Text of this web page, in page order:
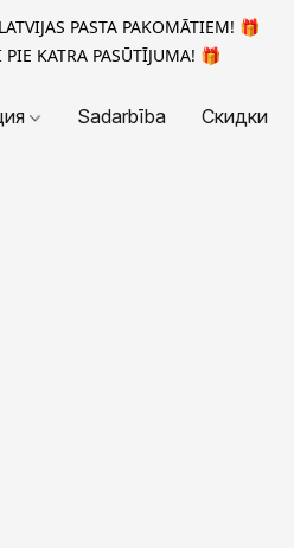
PASTA PAKOMĀTIEM! 🎁
PIE KATRA PASŪTĪJUMA! 🎁
Sadarbība Скидки